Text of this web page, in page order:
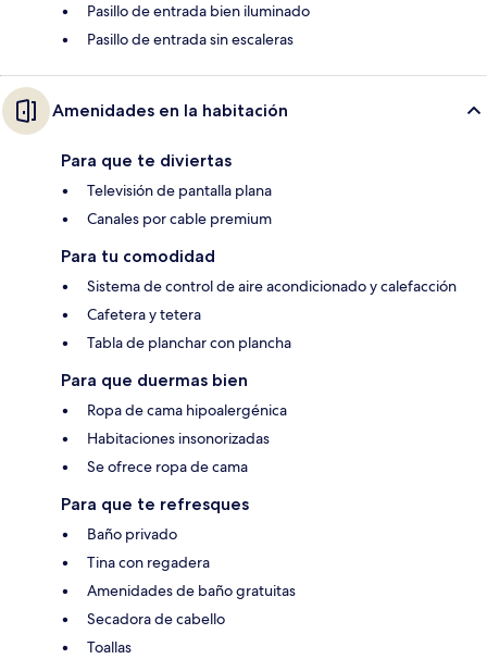
Pasillo de entrada bien iluminado
Pasillo de entrada sin escaleras
Amenidades en la habitación
Para que te diviertas
Televisión de pantalla plana
Canales por cable premium
Para tu comodidad
Sistema de control de aire acondicionado y calefacción
Cafetera y tetera
Tabla de planchar con plancha
Para que duermas bien
Ropa de cama hipoalergénica
Habitaciones insonorizadas
Se ofrece ropa de cama
Para que te refresques
Baño privado
Tina con regadera
Amenidades de baño gratuitas
Secadora de cabello
Toallas